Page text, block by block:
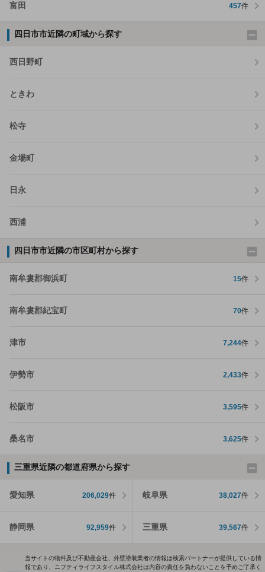
富田 457件
四日市市近隣の町域から探す
西日野町
ときわ
松寺
金場町
日永
西浦
四日市市近隣の市区町村から探す
南牟婁郡御浜町 15件
南牟婁郡紀宝町 70件
津市 7,244件
伊勢市 2,433件
松阪市 3,595件
桑名市 3,625件
三重県近隣の都道府県から探す
愛知県 206,029件 岐阜県 38,027件
静岡県 92,959件 三重県 39,567件
当サイトの物件及び不動産会社、外壁塗装業者の情報は検索パートナーが提供している情
報であり、ニフティライフスタイル株式会社は内容の責任を負わないことを予めご了承く